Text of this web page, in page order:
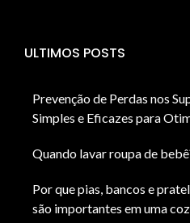
ULTIMOS POSTS
Prevenção de Perdas nos
Simples e Eficazes para
Quando lavar roupa de
Por que pias, bancos e
são importantes em uma